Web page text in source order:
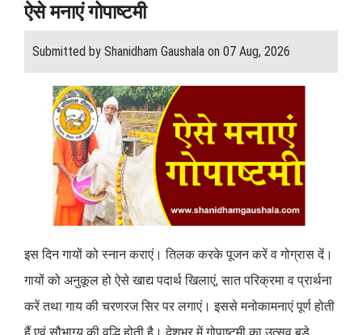
ऐसे मनाएं गोपाष्टमी
Submitted by Shanidham Gaushala on 07 Aug, 2026
इस दिन गायों को स्नान कराएं। तिलक करके पूजन करें व गोग्रास दें।
गायों को अनुकूल हो ऐसे खाद्य पदार्थ खिलाएं, सात परिक्रमा व प्रार्थना
करें तथा गाय की चरणरज सिर पर लगाएं। इससे मनोकामनाएं पूर्ण होती